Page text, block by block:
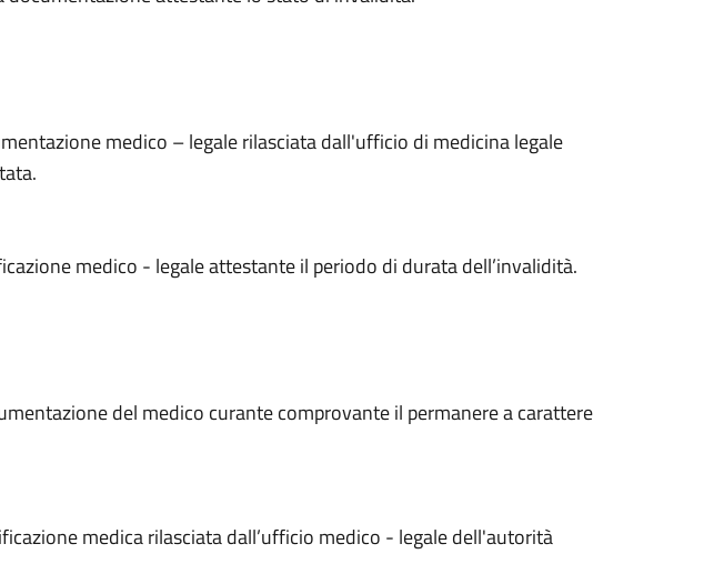
medico – legale rilasciata dall'ufficio di medicina legale
medico - legale attestante il periodo di durata dell’invalidità.
del medico curante comprovante il permanere a carattere
medica rilasciata dall’ufficio medico - legale dell'autorità